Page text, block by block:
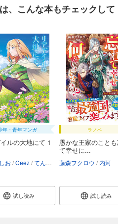
、こんな本もチェックして
年・青年マンガ
ルの大地にて 1
お Ceez てんまそ 涼風涼
試し読み
ラノベ
愚かな王家のこと
て幸せに...
藤森フクロウ 内河
試し読み